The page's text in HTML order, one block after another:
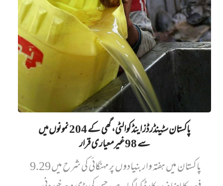
پاکستان سٹینڈرڈز اینڈ کوالٹی، گھی کے 204 نمونوں میں‌
سے 98 غیرمعیاری قرار
پاکستان میں ہفتہ وار بنیادوں پر مہنگائی کی شرح میں 9.29